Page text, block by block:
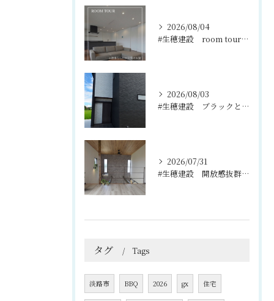
2026/08/04
#生穂建設 room tour🏠
2026/08/03
#生穂建設 ブラックとグレーのコントラストがスタイリッシュな...
2026/07/31
#生穂建設 開放感抜群の吹き抜けと2階のフリースペース🌿
タグ Tags
淡路市 BBQ 2026 gx 住宅